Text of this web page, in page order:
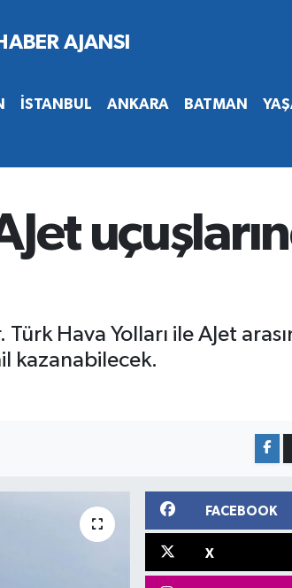
İSTANBUL ANKARA BATMAN
Hava Yolları ile AJet
kazanabilecek.
FACEBOOK
X